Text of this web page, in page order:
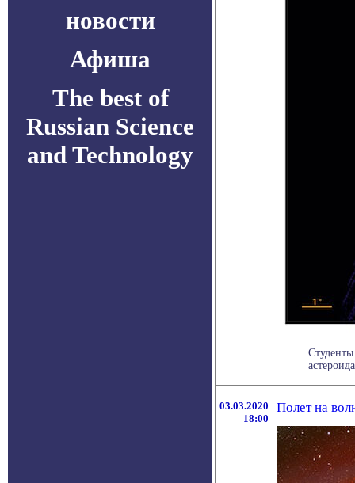
новости
Афиша
The best of
Russian Science
and Technology
03.03.2020
18:00
Полет на